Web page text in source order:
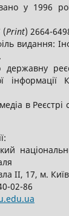
у 1996
(Print) 2664-
видання:
державну
інформації
в Реєстрі
ІІ, 17, м.
02-86